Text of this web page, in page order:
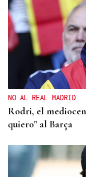
NO AL REAL MADRID
Rodri, el
quiero" al Barça